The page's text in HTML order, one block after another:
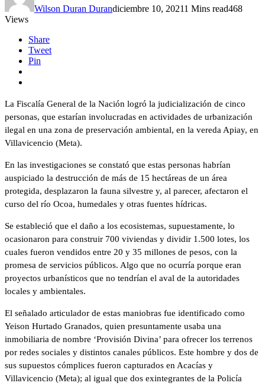
Wilson Duran Durandiciembre 10, 20211 Mins read468
Views
Share
Tweet
Pin
La Fiscalía General de la Nación logró la judicialización de cinco
personas, que estarían involucradas en actividades de urbanización
ilegal en una zona de preservación ambiental, en la vereda Apiay, en
Villavicencio (Meta).
En las investigaciones se constató que estas personas habrían
auspiciado la destrucción de más de 15 hectáreas de un área
protegida, desplazaron la fauna silvestre y, al parecer, afectaron el
curso del río Ocoa, humedales y otras fuentes hídricas.
Se estableció que el daño a los ecosistemas, supuestamente, lo
ocasionaron para construir 700 viviendas y dividir 1.500 lotes, los
cuales fueron vendidos entre 20 y 35 millones de pesos, con la
promesa de servicios públicos. Algo que no ocurría porque eran
proyectos urbanísticos que no tendrían el aval de la autoridades
locales y ambientales.
El señalado articulador de estas maniobras fue identificado como
Yeison Hurtado Granados, quien presuntamente usaba una
inmobiliaria de nombre ‘Provisión Divina’ para ofrecer los terrenos
por redes sociales y distintos canales públicos. Este hombre y dos de
sus supuestos cómplices fueron capturados en Acacías y
Villavicencio (Meta); al igual que dos exintegrantes de la Policía